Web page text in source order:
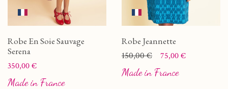
Robe En Soie Sauvage
Serena
Prix
350,00 €
Made in France
Robe Jeannette
Prix
Prix de base
150,00 € 75,00 €
Made in France